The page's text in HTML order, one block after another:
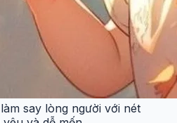
say lòng người với nét